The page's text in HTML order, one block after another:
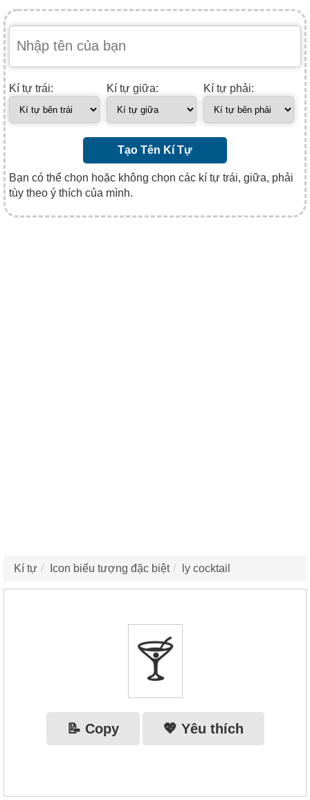
Kí tự trái: Kí tự giữa: Kí tự phải:
Tạo Tên Kí Tự
Bạn có thể chọn hoặc không chọn các kí tự trái, giữa, phải
tùy theo ý thích của mình.
Kí tự Icon biểu tượng đặc biệt ly cocktail
🍸
📝 Copy 💖 Yêu thích